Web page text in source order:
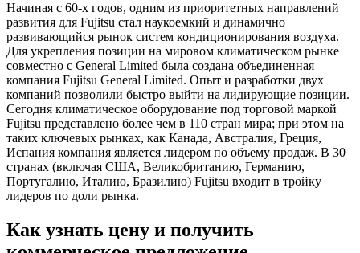
Начиная с 60-х годов, одним из приоритетных направлений
развития для Fujitsu стал наукоемкий и динамично
развивающийся рынок систем кондиционирования воздуха.
Для укрепления позиции на мировом климатическом рынке
совместно с General Limited была создана объединенная
компания Fujitsu General Limited. Опыт и разработки двух
компаний позволили быстро выйти на лидирующие позиции.
Сегодня климатическое оборудование под торговой маркой
Fujitsu представлено более чем в 110 стран мира; при этом на
таких ключевых рынках, как Канада, Австралия, Греция,
Испания компания является лидером по объему продаж. В 30
странах (включая США, Великобританию, Германию,
Португалию, Италию, Бразилию) Fujitsu входит в тройку
лидеров по доли рынка.
Как узнать цену и получить